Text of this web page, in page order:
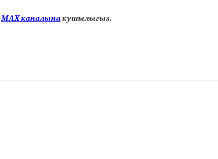
МАХ каналынакушылыгыз.